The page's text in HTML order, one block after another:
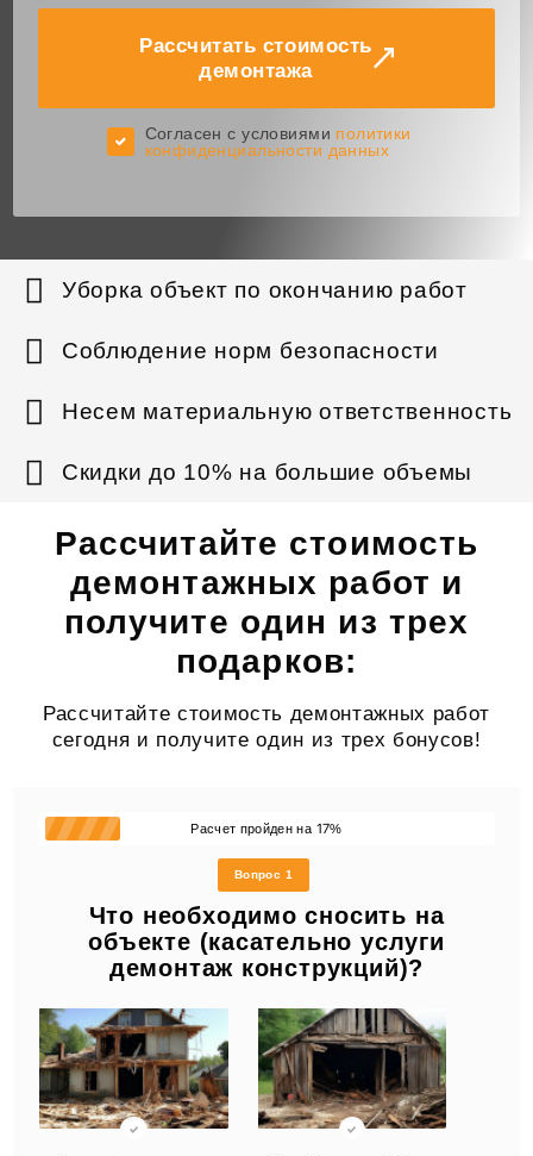
Рассчитать стоимость
демонтажа
Согласен с условиями политики
конфиденциальности данных
Уборка объект по окончанию работ
Соблюдение норм безопасности
Несем материальную ответственность
Скидки до 10% на большие объемы
Рассчитайте стоимость
демонтажных работ и
получите один из трех
подарков:
Рассчитайте стоимость демонтажных работ
сегодня и получите один из трех бонусов!
Расчет пройден на 17%
Вопрос 1
Что необходимо сносить на
объекте (касательно услуги
демонтаж конструкций)?